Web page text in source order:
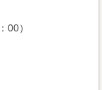
00）